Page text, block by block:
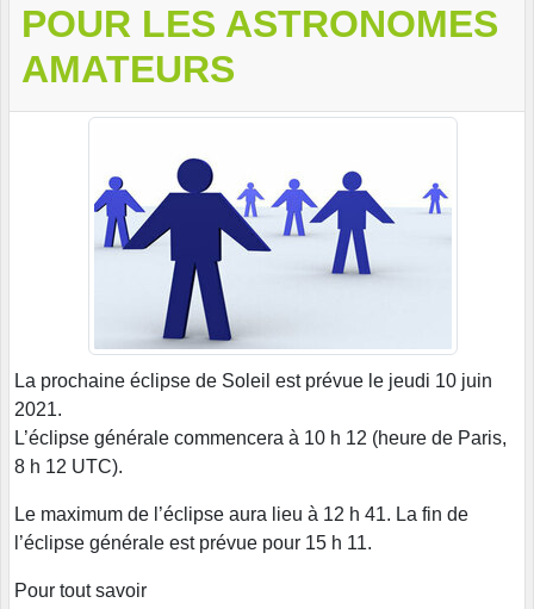
POUR LES ASTRONOMES
AMATEURS
La prochaine éclipse de Soleil est prévue le jeudi 10 juin
2021.
L’éclipse générale commencera à 10 h 12 (heure de Paris,
8 h 12 UTC).
Le maximum de l’éclipse aura lieu à 12 h 41. La fin de
l’éclipse générale est prévue pour 15 h 11.
Pour tout savoir